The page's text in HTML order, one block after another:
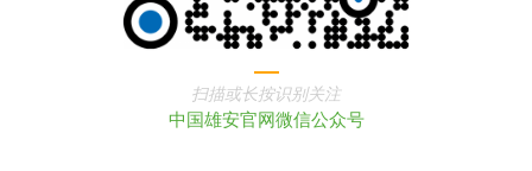
扫描或长按识别关注
中国雄安官网微信公众号